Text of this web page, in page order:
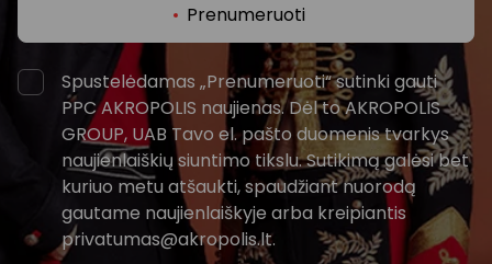
Prenumeruoti
Spustelėdamas „Prenumeruoti“ sutinki gauti
PPC AKROPOLIS naujienas. Dėl to AKROPOLIS
GROUP, UAB Tavo el. pašto duomenis tvarkys
naujienlaiškių siuntimo tikslu. Sutikimą galėsi bet
kuriuo metu atšaukti, spaudžiant nuorodą
gautame naujienlaiškyje arba kreipiantis
privatumas@akropolis.lt.